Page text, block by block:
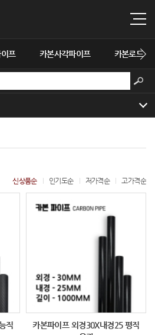
프 카본사각파이프 카본로드
신상품순 인기도순 저가격순 고가격순
직
카본파이프 외경30X내경25 평직